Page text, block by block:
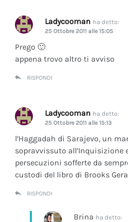
Ladycooman ha detto:
25 Ottobre 2011 alle 15:05
Prego 🙂
appena trovo altro ti avviso
RISPONDI
Ladycooman ha detto:
25 Ottobre 2011 alle 15:13
l’Haggadah di Sarajevo, un
sopravvissuto all’Inquisizione
persecuzioni sofferte da
custodi del libro di Brooks
RISPONDI
Brina ha detto: